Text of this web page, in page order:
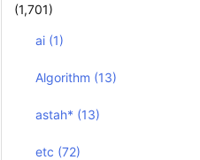
(1,701)
ai (1)
Algorithm (13)
astah* (13)
etc (72)